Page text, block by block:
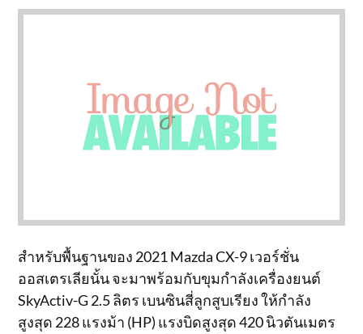
สำหรับพื้นฐานของ 2021 Mazda CX-9 เวอร์ชั่น
ออสเตรเลียนั้น จะมาพร้อมกับขุมกำลังเครื่องยนต์
SkyActiv-G 2.5 ลิตร เบนซินสี่ลูกสูบเรียง ให้กำลัง
สูงสุด 228 แรงม้า (HP) แรงบิดสูงสุด 420 นิวตันเมตร